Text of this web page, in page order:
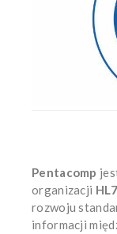
Pentacomp
organizacji HL7
rozwoju
informacji